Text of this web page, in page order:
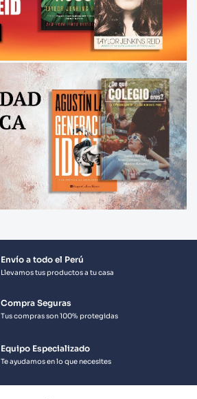
Envío a todo el Perú
Llevamos tus productos a tu casa
Compra Seguras
Tus compras son 100% protegidas
Equipo Especializado
Te ayudamos en lo que necesites